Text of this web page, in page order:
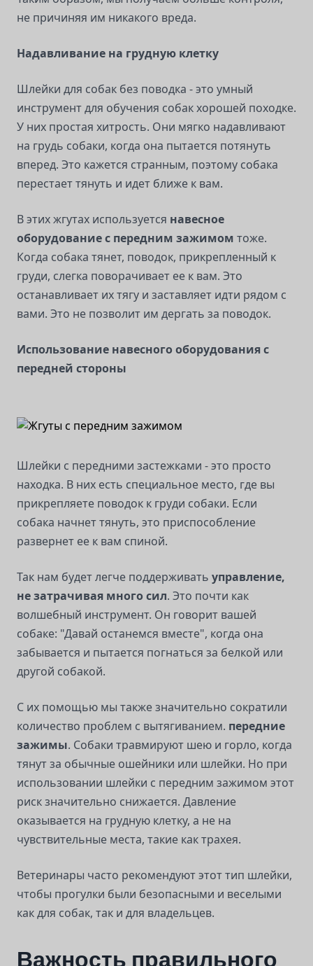
не причиняя им никакого вреда.
Надавливание на грудную клетку
Шлейки для собак без поводка - это умный
инструмент для обучения собак хорошей походке.
У них простая хитрость. Они мягко надавливают
на грудь собаки, когда она пытается потянуть
вперед. Это кажется странным, поэтому собака
перестает тянуть и идет ближе к вам.
В этих жгутах используется навесное
оборудование с передним зажимом тоже.
Когда собака тянет, поводок, прикрепленный к
груди, слегка поворачивает ее к вам. Это
останавливает их тягу и заставляет идти рядом с
вами. Это не позволит им дергать за поводок.
Использование навесного оборудования с
передней стороны
Шлейки с передними застежками - это просто
находка. В них есть специальное место, где вы
прикрепляете поводок к груди собаки. Если
собака начнет тянуть, это приспособление
развернет ее к вам спиной.
Так нам будет легче поддерживать управление,
не затрачивая много сил. Это почти как
волшебный инструмент. Он говорит вашей
собаке: "Давай останемся вместе", когда она
забывается и пытается погнаться за белкой или
другой собакой.
С их помощью мы также значительно сократили
количество проблем с вытягиванием. передние
зажимы. Собаки травмируют шею и горло, когда
тянут за обычные ошейники или шлейки. Но при
использовании шлейки с передним зажимом этот
риск значительно снижается. Давление
оказывается на грудную клетку, а не на
чувствительные места, такие как трахея.
Ветеринары часто рекомендуют этот тип шлейки,
чтобы прогулки были безопасными и веселыми
как для собак, так и для владельцев.
Важность правильного